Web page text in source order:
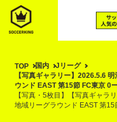
TOP 国内
Jリーグ
【写真ギャラリー】2026.5.6
ウンド EAST 第15節 FC東京 0
【写真・5枚目】【写真ギャラ
地域リーグラウンド EAST 第